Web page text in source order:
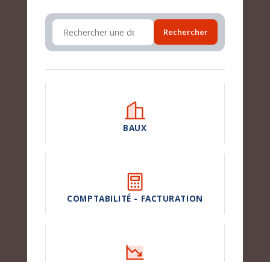
Rechercher
BAUX
COMPTABILITÉ - FACTURATION